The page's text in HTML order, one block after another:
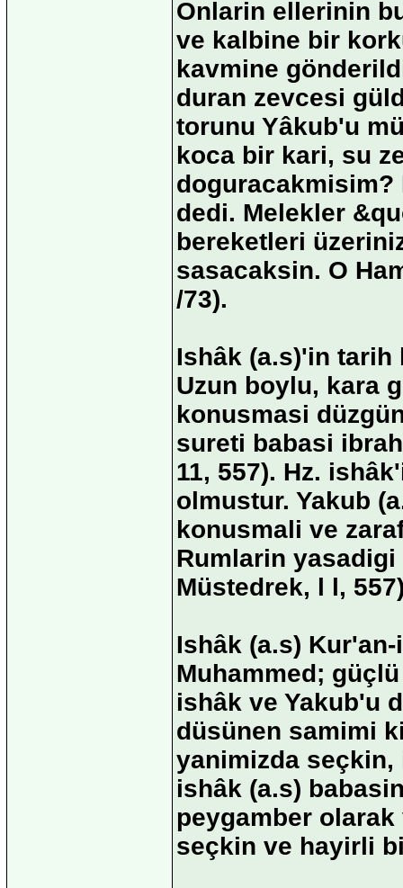
Onlarin ellerinin
ve kalbine bir
kavmine
duran zevcesi
torunu Yâkub'u
koca bir kari, su
dedi. Melekler
bereketleri
sasacaksin. O
/73).
Ishâk (a.s)'in
Uzun boylu, kara
konusmasi
sureti babasi
11, 557). Hz.
olmustur. Yakub
konusmali ve
Rumlarin
Müstedrek, l l,
Ishâk (a.s)
Muhammed;
ishâk ve Yakub'u
düsünen samimi
yanimizda seçkin,
ishâk (a.s)
peygamber
seçkin ve hayirli